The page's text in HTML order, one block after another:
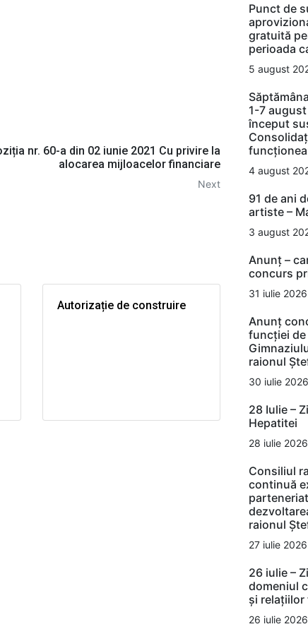
nr. 60-a din 02 iunie 2021 Cu privire la
alocarea mijloacelor financiare
Next
Autorizație de construire
Punct de
gratuită
perioada
5 august
1-7
început
4 august
91 de ani
artiste –
3 august
Anunț –
concurs
31 iulie 2026
Anunț
funcției
raionul
30 iulie 2026
28 Iulie –
Hepatitei
28 iulie 2026
Consiliul
continuă
raionul
27 iulie 2026
26 iulie –
domeniul
și relațiilor
26 iulie 2026